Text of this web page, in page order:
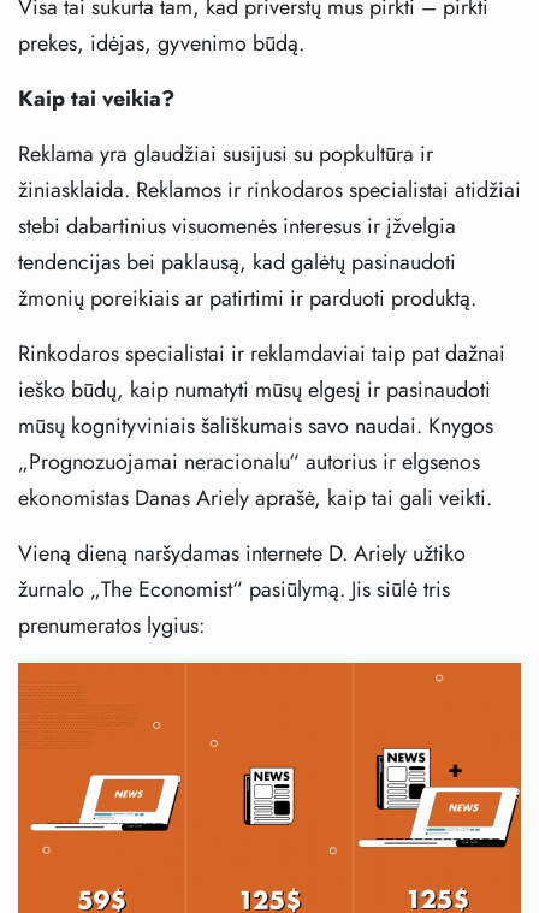
Visa tai sukurta tam, kad priverstų mus pirkti – pirkti
prekes, idėjas, gyvenimo būdą.
Kaip tai veikia?
Reklama yra glaudžiai susijusi su popkultūra ir
žiniasklaida. Reklamos ir rinkodaros specialistai atidžiai
stebi dabartinius visuomenės interesus ir įžvelgia
tendencijas bei paklausą, kad galėtų pasinaudoti
žmonių poreikiais ar patirtimi ir parduoti produktą.
Rinkodaros specialistai ir reklamdaviai taip pat dažnai
ieško būdų, kaip numatyti mūsų elgesį ir pasinaudoti
mūsų kognityviniais šališkumais savo naudai. Knygos
„Prognozuojamai neracionalu“ autorius ir elgsenos
ekonomistas Danas Ariely aprašė, kaip tai gali veikti.
Vieną dieną naršydamas internete D. Ariely užtiko
žurnalo „The Economist“ pasiūlymą. Jis siūlė tris
prenumeratos lygius: